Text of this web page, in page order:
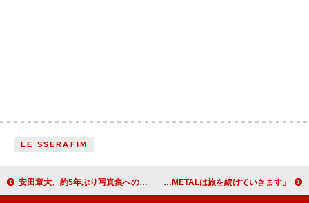
LE SSERAFIM
安田章大、約5年ぶり写真集への思いや病気を経て生死と向き合った日々などラジオ番組で明かす BABYMETAL、日本人グループ史上初の全米アルバム初登場トップ10入り「あなたの国へ、あなたの街へ、とBABYMETALは旅を続けていきます」